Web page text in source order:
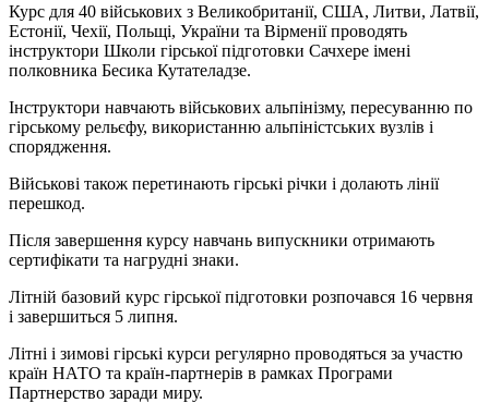
Курс для 40 військових з Великобританії, США, Литви, Латвії,
Естонії, Чехії, Польщі, України та Вірменії проводять
інструктори Школи гірської підготовки Сачхере імені
полковника Бесика Кутателадзе.
Інструктори навчають військових альпінізму, пересуванню по
гірському рельєфу, використанню альпіністських вузлів і
спорядження.
Військові також перетинають гірські річки і долають лінії
перешкод.
Після завершення курсу навчань випускники отримають
сертифікати та нагрудні знаки.
Літній базовий курс гірської підготовки розпочався 16 червня
і завершиться 5 липня.
Літні і зимові гірські курси регулярно проводяться за участю
країн НАТО та країн-партнерів в рамках Програми
Партнерство заради миру.